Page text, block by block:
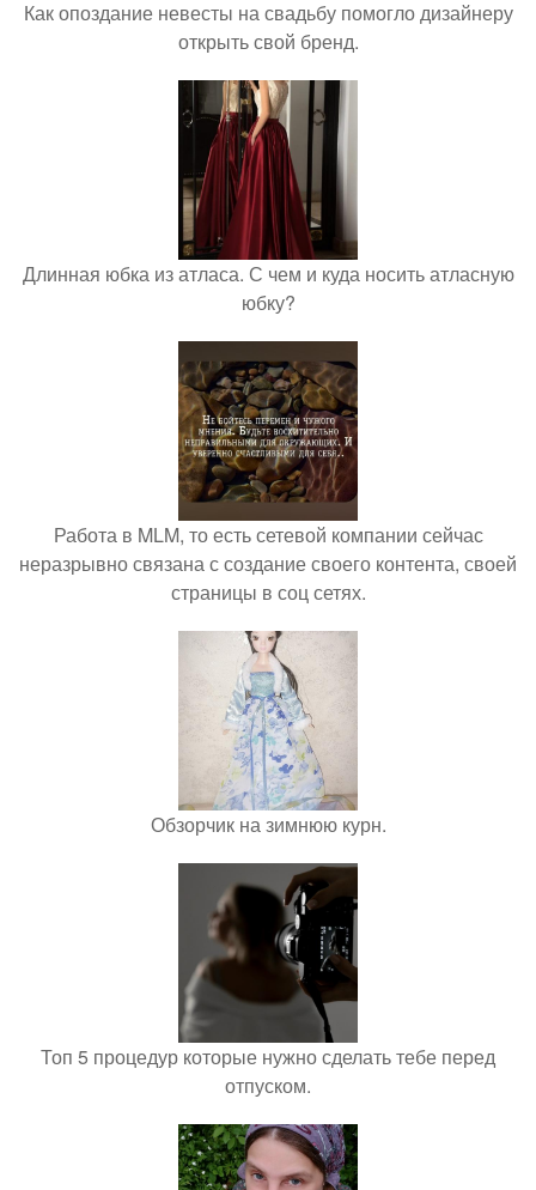
Как опоздание невесты на свадьбу помогло дизайнеру
открыть свой бренд.
Длинная юбка из атласа. С чем и куда носить атласную
юбку?
Работа в MLM, то есть сетевой компании сейчас
неразрывно связана с создание своего контента, своей
страницы в соц сетях.
Обзорчик на зимнюю курн.
Топ 5 процедур которые нужно сделать тебе перед
отпуском.